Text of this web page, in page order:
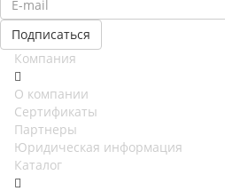
Компания
О компании
Сертификаты
Партнеры
Юридическая информация
Каталог